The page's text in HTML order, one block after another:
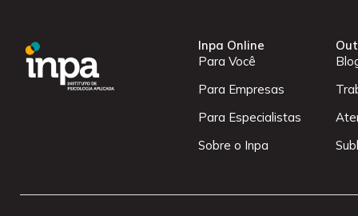
Inpa Online
Para Você
Para Empresas
Para Especialistas
Sobre o Inpa